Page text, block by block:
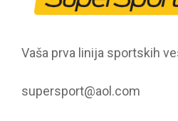
Vaša prva linija sportskih
supersport@aol.com